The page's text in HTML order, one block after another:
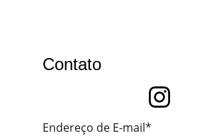
Contato
Endereço de E-mail*